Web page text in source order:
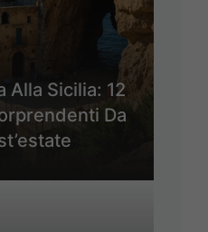
Alla Sicilia: 12
Da